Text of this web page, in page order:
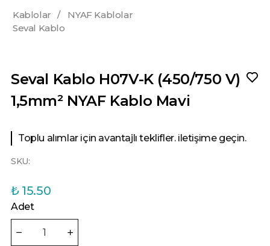
Kablolar /
NYAF Kablolar
Seval Kablo
Seval Kablo H07V-K (450/750 V)
1,5mm² NYAF Kablo Mavi
Toplu alımlar için avantajlı teklifler. iletişime geçin.
SKU:
₺ 15.50
Adet